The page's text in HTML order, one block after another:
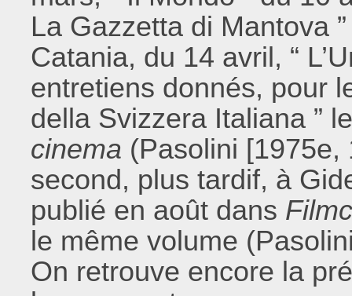
La Gazzetta di Mantova
Catania, du 14 avril, “
entretiens donnés, pour
della Svizzera Italiana ”
cinema (Pasolini
second, plus tardif, à
publié en août dans
le même volume
On retrouve encore la